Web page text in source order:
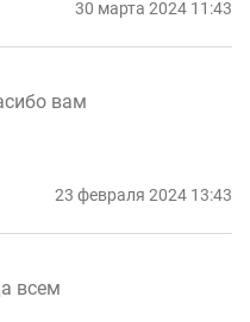
30 марта 2024 11:43
вам
23 февраля 2024 13:43
всем